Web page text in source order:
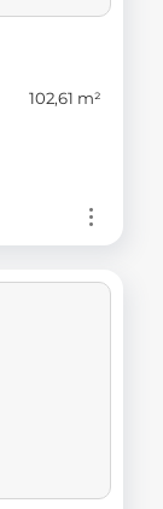
102,61 m²